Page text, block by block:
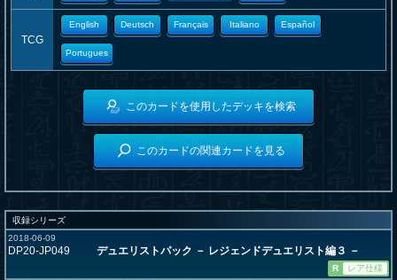
TCG
English Deutsch Français Italiano Español
Portugues
このカードを使用したデッキを検索
このカードの関連カードを見る
収録シリーズ
2018-06-09
DP20-JP049 デュエリストパック － レジェンドデュエリスト編３ －
R レア仕様